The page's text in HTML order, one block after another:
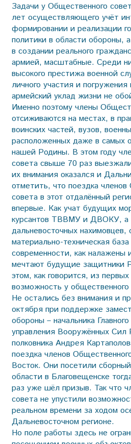
Задачи у Общественного
лет осуществляющего учёт
формировании и реализации
политики в области обороны,
в создании реального
армией, масштабные. Среди
высокого престижа военной
личного участия и
армейский уклад жизни не
Именно поэтому члены
отсиживаются на местах, в
воинских частей, вузов,
расположенных даже в самых
нашей Родины. В этом году
совета свыше 70 раз
их внимания оказался и
отметить, что поездка
совета в этот отдалённый
впервые. Как учат будущих
курсантов ТВВМУ и ДВОКУ, а
дальневосточных нахимовцев,
материально-техническая
современности, как налажены
мечтают будущие защитники
этом, как говорится, из
возможность у
Не остались без внимания и
октября при поддержке
обороны – начальника
управления Вооружённых Сил
полковника Андрея
поездка членов
Восток. Они посетили
области в Благовещенске
раз уже шёл призыв. Так что
совета не упустили
реальном времени за ходом
Дальневосточном регионе.
Но поле работы здесь не